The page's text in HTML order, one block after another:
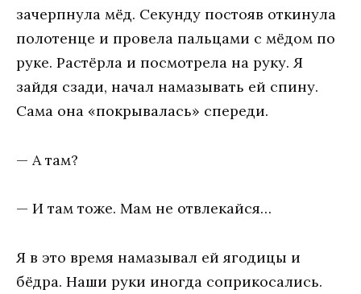
зачерпнула мёд. Секунду постояв откинула
полотенце и провела пальцами с мёдом по
руке. Растёрла и посмотрела на руку. Я
зайдя сзади, начал намазывать ей спину.
Сама она «покрывалась» спереди.
— А там?
— И там тоже. Мам не отвлекайся…
Я в это время намазывал ей ягодицы и
бёдра. Наши руки иногда соприкосались.